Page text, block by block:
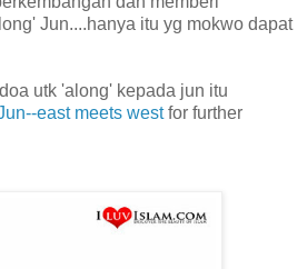
Jun....hanya itu yg mokwo dapat
utk 'along' kepada jun itu
east meets westfor further